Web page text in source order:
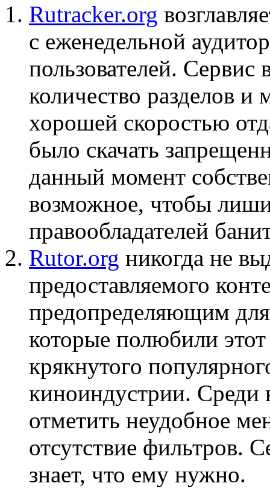
Rutracker.org
с еженедельной
пользователей. Сервис
количество разделов
хорошей скоростью
было скачать
данный момент
возможное, чтобы
правообладателей
Rutor.org никогда не
предоставляемого
предопределяющим
которые полюбили этот
крякнутого
киноиндустрии. Среди
отметить неудобное
отсутствие фильтров.
знает, что ему нужно.